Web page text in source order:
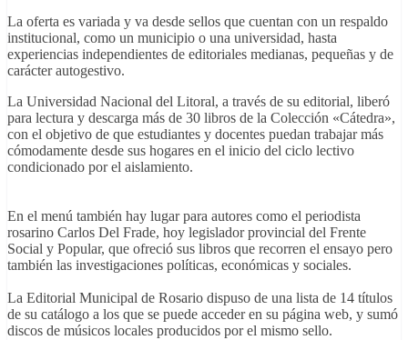
La oferta es variada y va desde sellos que cuentan con un respaldo
institucional, como un municipio o una universidad, hasta
experiencias independientes de editoriales medianas, pequeñas y de
carácter autogestivo.
La Universidad Nacional del Litoral, a través de su editorial, liberó
para lectura y descarga más de 30 libros de la Colección «Cátedra»,
con el objetivo de que estudiantes y docentes puedan trabajar más
cómodamente desde sus hogares en el inicio del ciclo lectivo
condicionado por el aislamiento.
En el menú también hay lugar para autores como el periodista
rosarino Carlos Del Frade, hoy legislador provincial del Frente
Social y Popular, que ofreció sus libros que recorren el ensayo pero
también las investigaciones políticas, económicas y sociales.
La Editorial Municipal de Rosario dispuso de una lista de 14 títulos
de su catálogo a los que se puede acceder en su página web, y sumó
discos de músicos locales producidos por el mismo sello.